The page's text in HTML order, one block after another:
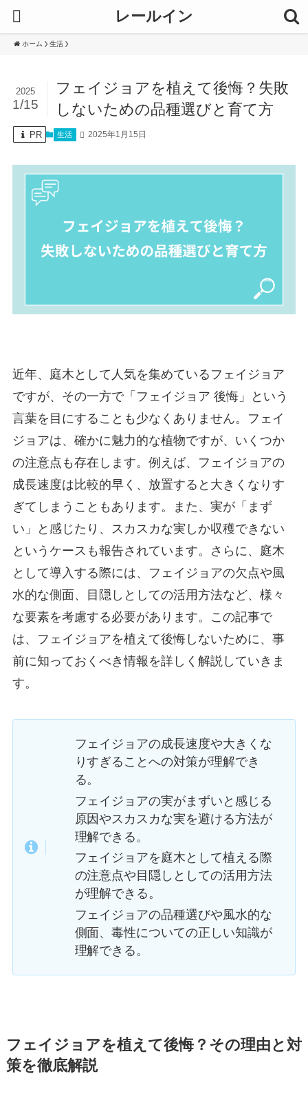
レールイン
ホーム 生活
フェイジョアを植えて後悔？失敗
しないための品種選びと育て方
2025
1/15
PR 生活 2025年1月15日
近年、庭木として人気を集めているフェイジョア
ですが、その一方で「フェイジョア 後悔」という
言葉を目にすることも少なくありません。フェイ
ジョアは、確かに魅力的な植物ですが、いくつか
の注意点も存在します。例えば、フェイジョアの
成長速度は比較的早く、放置すると大きくなりす
ぎてしまうこともあります。また、実が「まず
い」と感じたり、スカスカな実しか収穫できない
というケースも報告されています。さらに、庭木
として導入する際には、フェイジョアの欠点や風
水的な側面、目隠しとしての活用方法など、様々
な要素を考慮する必要があります。この記事で
は、フェイジョアを植えて後悔しないために、事
前に知っておくべき情報を詳しく解説していきま
す。
フェイジョアの成長速度や大きくな
りすぎることへの対策が理解でき
る。
フェイジョアの実がまずいと感じる
原因やスカスカな実を避ける方法が
理解できる。
フェイジョアを庭木として植える際
の注意点や目隠しとしての活用方法
が理解できる。
フェイジョアの品種選びや風水的な
側面、毒性についての正しい知識が
理解できる。
フェイジョアを植えて後悔？その理由と対
策を徹底解説